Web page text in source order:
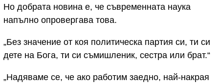
Но добрата новина е, че съвременната наука
напълно опровергава това.
„Без значение от коя политическа партия си, ти си
дете на Бога, ти си съмишленик, сестра или брат.“
„Надяваме се, че ако работим заедно, най-накрая